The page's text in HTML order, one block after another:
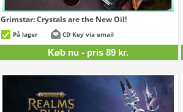
Grimstar: Crystals are the New Oil!
På lager CD Key via email
Køb nu - pris 89 kr.